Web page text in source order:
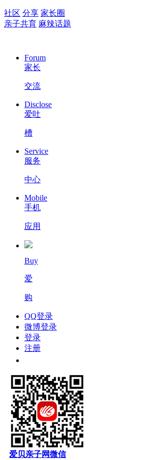
社区 分享 家长圈
亲子共育 麻辣话题
Forum
家长
交流
Disclose
爱吐
槽
Service
服务
中心
Mobile
手机
应用
Buy
爱
购
QQ登录
微博登录
登录
注册
爱贝亲子网微信